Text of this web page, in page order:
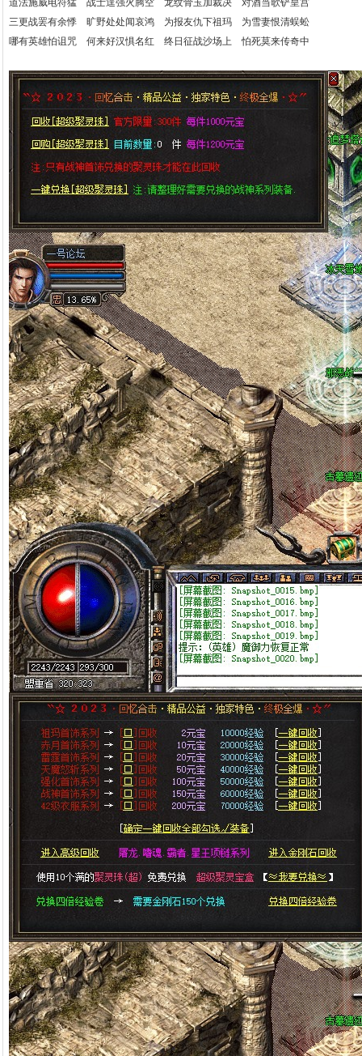
道法施威电符猛 战士逞强火腾空 龙纹骨玉加裁决 对酒当歌铲皇宫
三更战罢有余悸 旷野处处闻哀鸿 为报友仇下祖玛 为雪妻恨清蜈蚣
哪有英雄怕诅咒 何来好汉惧名红 终日征战沙场上 怕死莫来传奇中